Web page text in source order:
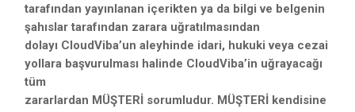
tarafından yayınlanan içerikten ya da bilgi ve belgenin
şahıslar tarafından zarara uğratılmasından
dolayı CloudViba’un aleyhinde idari, hukuki veya cezai
yollara başvurulması halinde CloudViba’in uğrayacağı
tüm
zararlardan MÜŞTERİ sorumludur. MÜŞTERİ kendisine